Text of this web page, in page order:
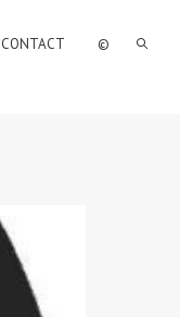
CONTACT ©